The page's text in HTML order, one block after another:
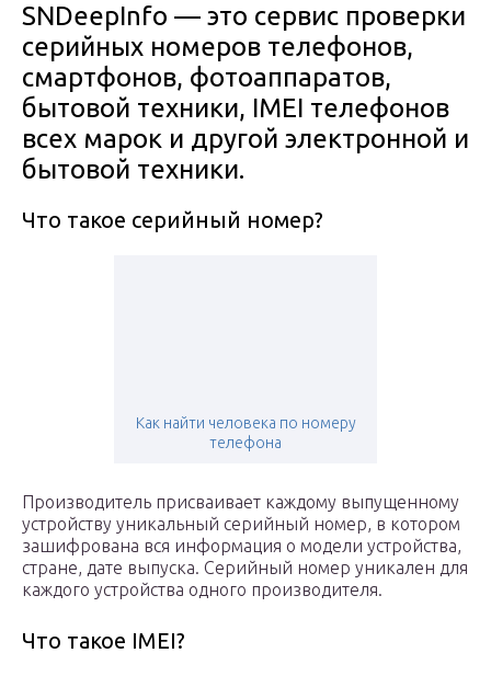
SNDeepInfo — это сервис проверки
серийных номеров телефонов,
смартфонов, фотоаппаратов,
бытовой техники, IMEI телефонов
всех марок и другой электронной и
бытовой техники.
Что такое серийный номер?
Как найти человека по номеру
телефона
Производитель присваивает каждому выпущенному
устройству уникальный серийный номер, в котором
зашифрована вся информация о модели устройства,
стране, дате выпуска. Серийный номер уникален для
каждого устройства одного производителя.
Что такое IMEI?